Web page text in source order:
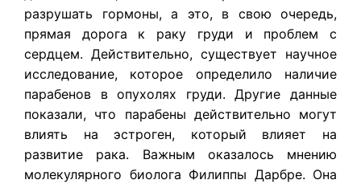
разрушать гормоны, а это, в свою очередь,
прямая дорога к раку груди и проблем с
сердцем. Действительно, существует научное
исследование, которое определило наличие
парабенов в опухолях груди. Другие данные
показали, что парабены действительно могут
влиять на эстроген, который влияет на
развитие рака. Важным оказалось мнению
молекулярного биолога Филиппы Дарбре. Она